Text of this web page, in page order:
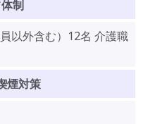
制
以外含む）12名 介護職
煙対策